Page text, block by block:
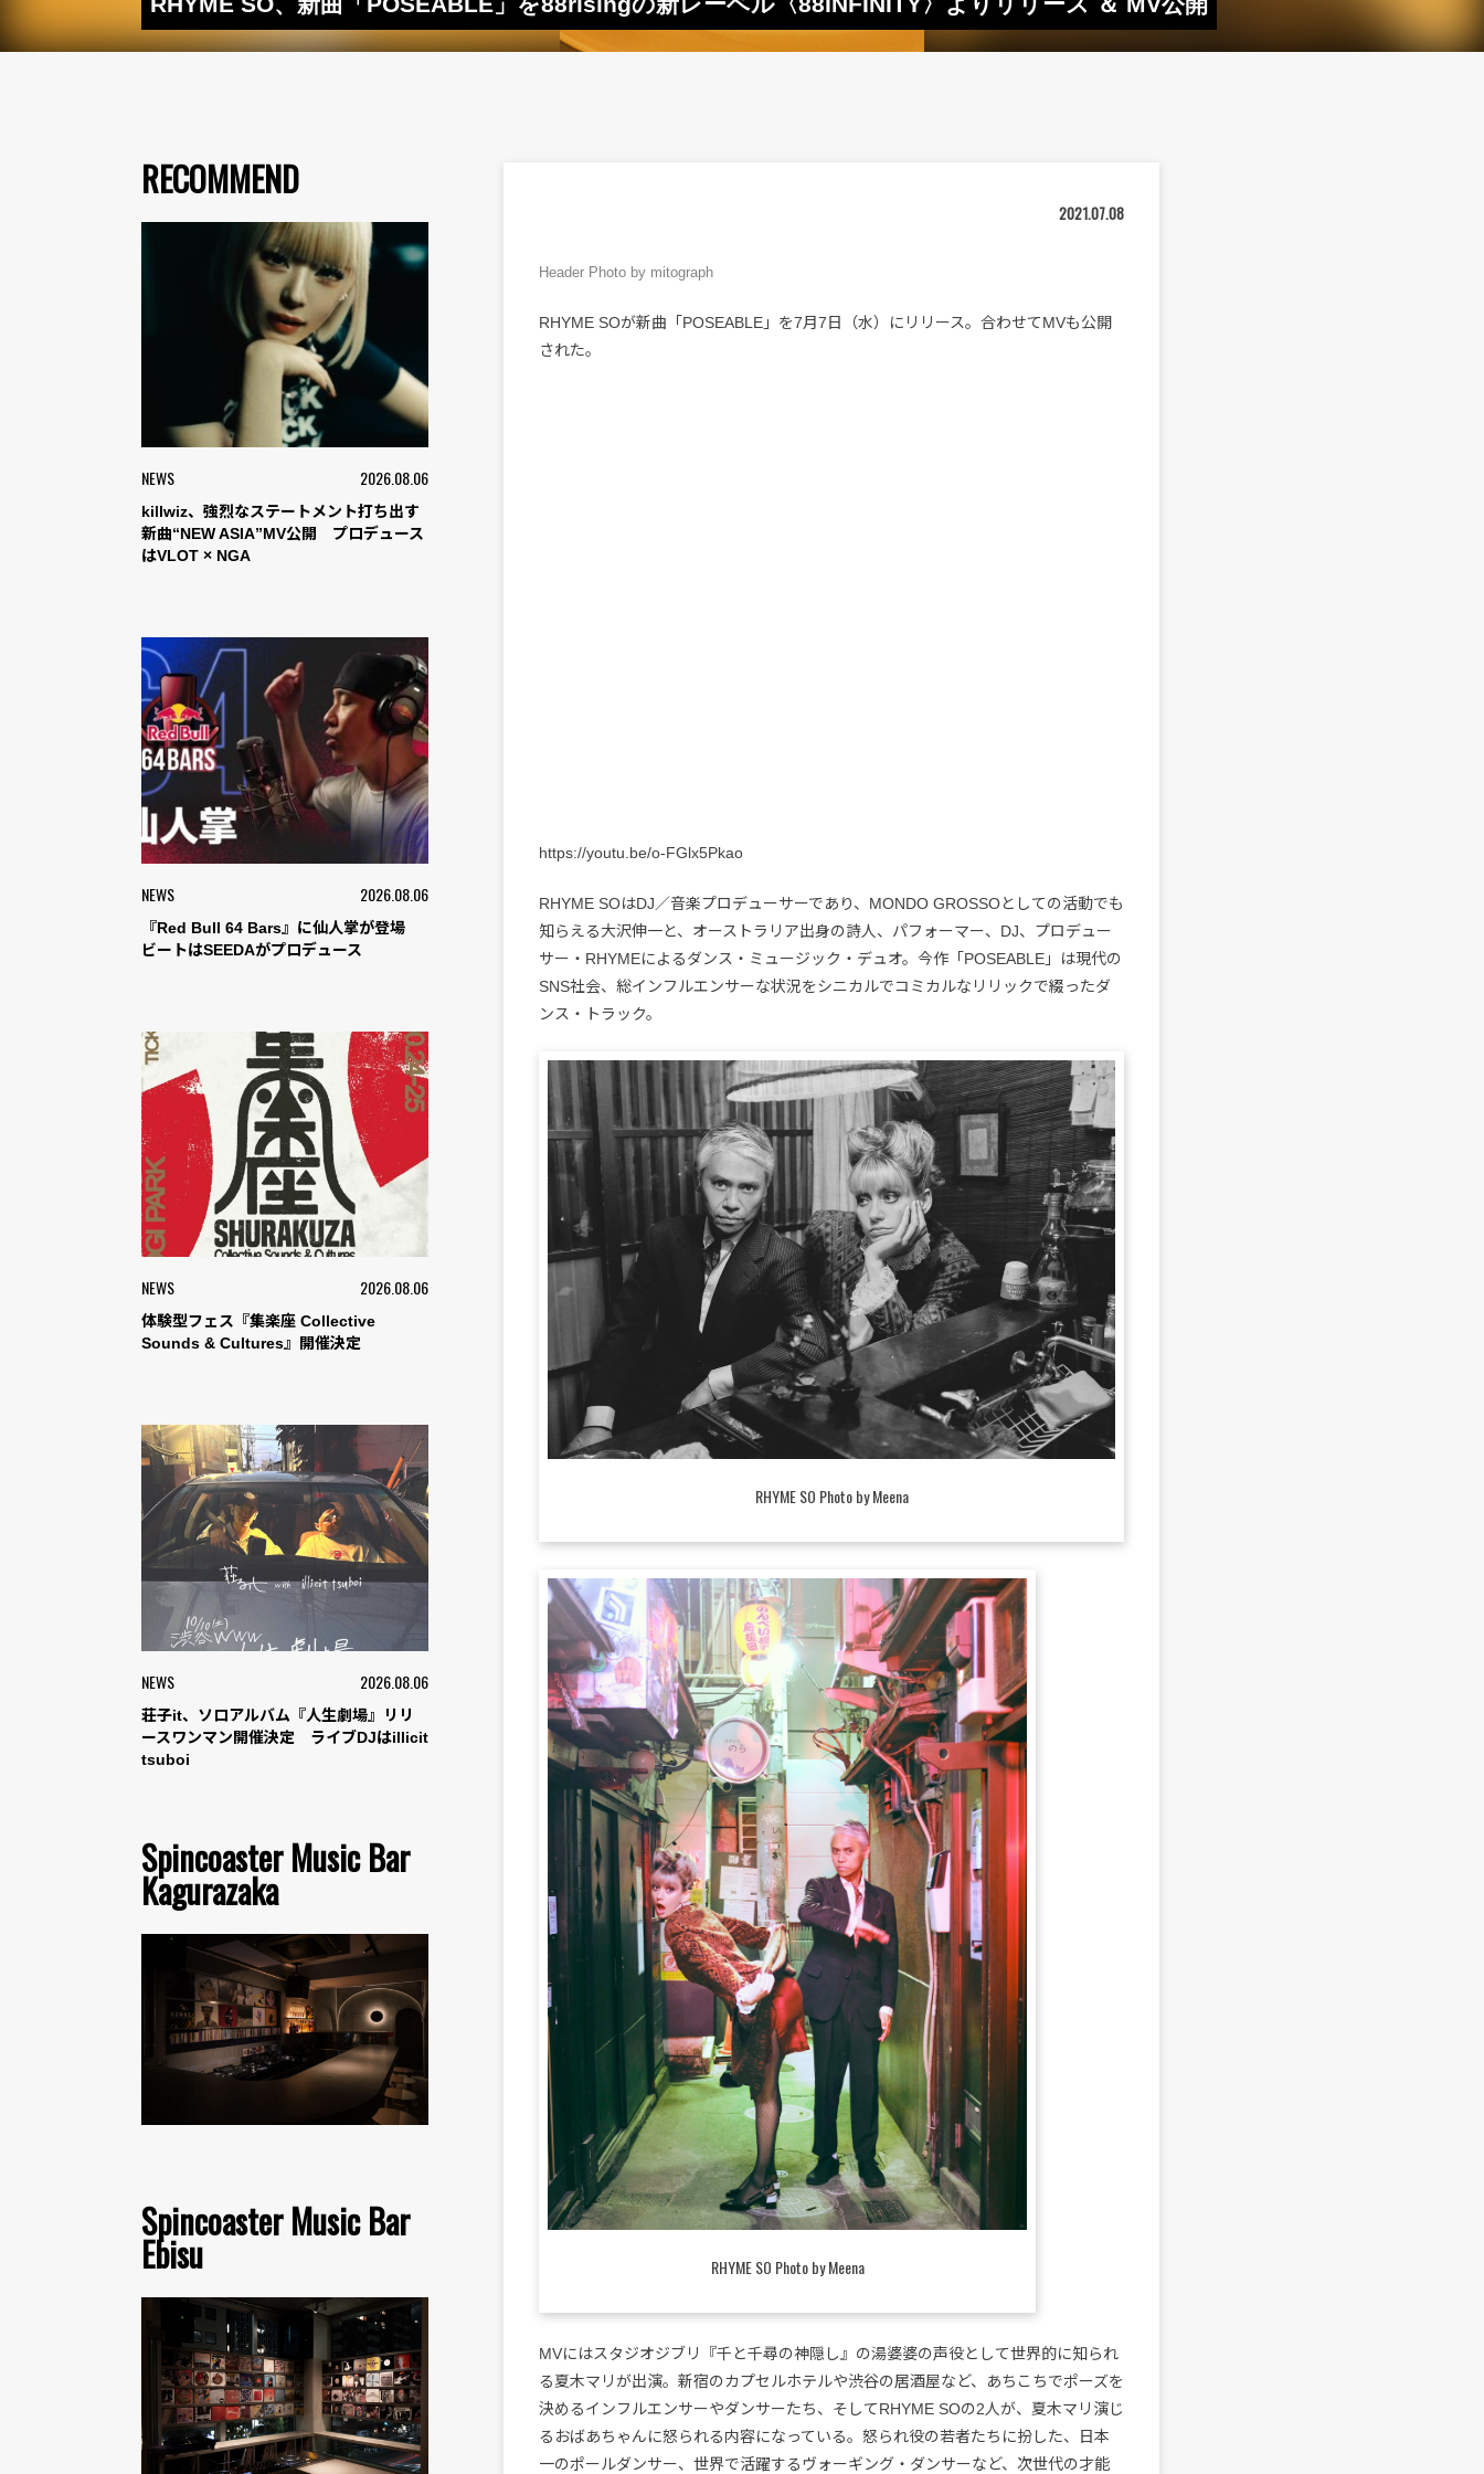
RECOMMEND
NEWS 2026.08.06
killwiz、強烈なステートメント打ち出す
新曲“NEW ASIA”MV公開 プロデュース
はVLOT × NGA
NEWS 2026.08.06
『Red Bull 64 Bars』に仙人掌が登場
ビートはSEEDAがプロデュース
NEWS 2026.08.06
体験型フェス『集楽座 Collective
Sounds & Cultures』開催決定
NEWS 2026.08.06
荘子it、ソロアルバム『人生劇場』リリ
ースワンマン開催決定 ライブDJはillicit
tsuboi
Spincoaster Music Bar
Kagurazaka
Spincoaster Music Bar
Ebisu
2021.07.08
Header Photo by mitograph
RHYME SOが新曲「POSEABLE」を7月7日（水）にリリース。合わせてMVも公開
された。
https://youtu.be/o-FGlx5Pkao
RHYME SOはDJ／音楽プロデューサーであり、MONDO GROSSOとしての活動でも
知らえる大沢伸一と、オーストラリア出身の詩人、パフォーマー、DJ、プロデュー
サー・RHYMEによるダンス・ミュージック・デュオ。今作「POSEABLE」は現代の
SNS社会、総インフルエンサーな状況をシニカルでコミカルなリリックで綴ったダ
ンス・トラック。
RHYME SO Photo by Meena
RHYME SO Photo by Meena
MVにはスタジオジブリ『千と千尋の神隠し』の湯婆婆の声役として世界的に知られ
る夏木マリが出演。新宿のカプセルホテルや渋谷の居酒屋など、あちこちでポーズを
決めるインフルエンサーやダンサーたち、そしてRHYME SOの2人が、夏木マリ演じ
るおばあちゃんに怒られる内容になっている。怒られ役の若者たちに扮した、日本
一のポールダンサー、世界で活躍するヴォーギング・ダンサーなど、次世代の才能